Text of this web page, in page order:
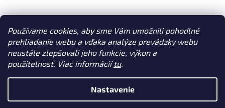
Používame cookies, aby sme Vám umožnili pohodlné
prehliadanie webu a vďaka analýze prevádzky webu
neustále zlepšovali jeho funkcie, výkon a
použitelnosť. Viac informáciítu.
Nastavenie
Facebook